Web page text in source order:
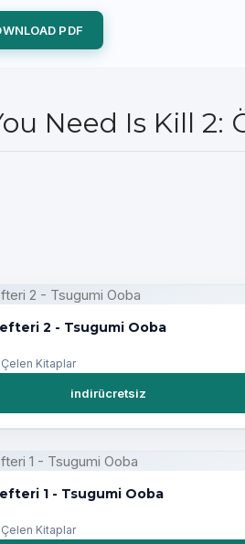
PDF
Need Is Kill 2:
2 - Tsugumi Ooba
Çelen Kitaplar
indirücretsiz
1 - Tsugumi Ooba
Çelen Kitaplar